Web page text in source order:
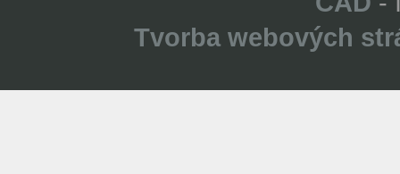
Tvorba webových